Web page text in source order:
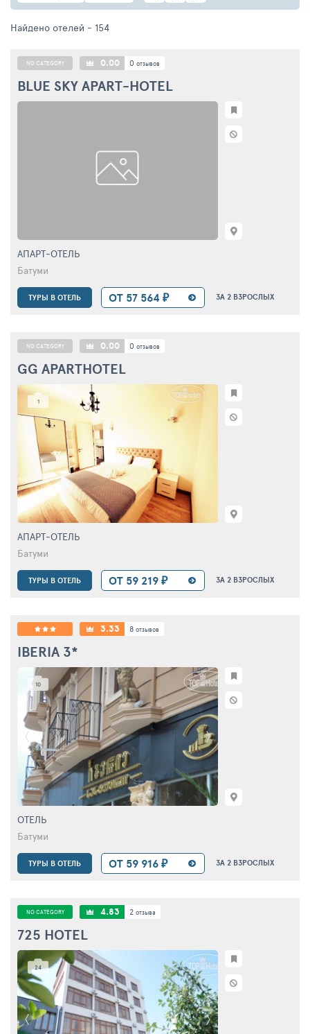
Найдено отелей - 154
NO CATEGORY 0.00 0 отзывов
BLUE SKY APART-HOTEL
АПАРТ-ОТЕЛЬ
Батуми
ТУРЫ В ОТЕЛЬ ОТ 57 564 ₽ ЗА 2 ВЗРОСЛЫХ
1
NO CATEGORY 0.00 0 отзывов
GG APARTHOTEL
АПАРТ-ОТЕЛЬ
Батуми
ТУРЫ В ОТЕЛЬ ОТ 59 219 ₽ ЗА 2 ВЗРОСЛЫХ
10
3.33 8 отзывов
IBERIA 3*
ОТЕЛЬ
Батуми
ТУРЫ В ОТЕЛЬ ОТ 59 916 ₽ ЗА 2 ВЗРОСЛЫХ
24
NO CATEGORY 4.83 2 отзыва
725 HOTEL